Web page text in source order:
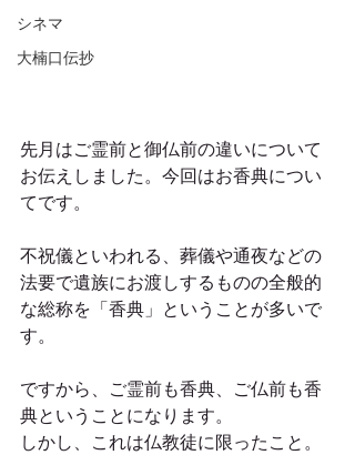
シネマ
大楠口伝抄
先月はご霊前と御仏前の違いについて
お伝えしました。今回はお香典につい
てです。
不祝儀といわれる、葬儀や通夜などの
法要で遺族にお渡しするものの全般的
な総称を「香典」ということが多いで
す。
ですから、ご霊前も香典、ご仏前も香
典ということになります。
しかし、これは仏教徒に限ったこと。